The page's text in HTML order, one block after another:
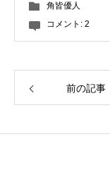
角皆優人
コメント: 2
前の記事